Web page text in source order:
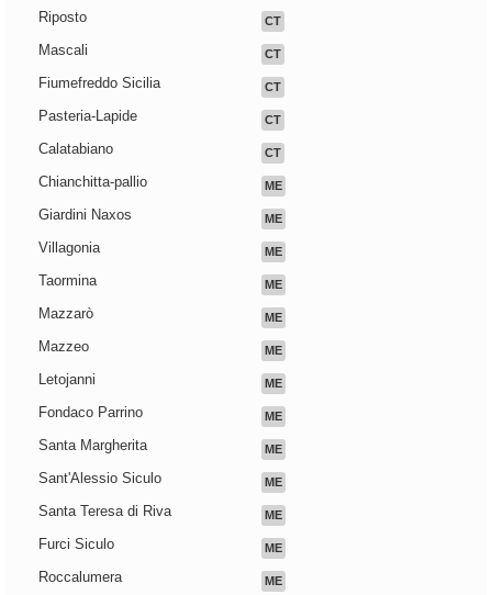
Riposto CT
Mascali CT
Fiumefreddo Sicilia CT
Pasteria-Lapide CT
Calatabiano CT
Chianchitta-pallio ME
Giardini Naxos ME
Villagonia ME
Taormina ME
Mazzarò ME
Mazzeo ME
Letojanni ME
Fondaco Parrino ME
Santa Margherita ME
Sant'Alessio Siculo ME
Santa Teresa di Riva ME
Furci Siculo ME
Roccalumera ME